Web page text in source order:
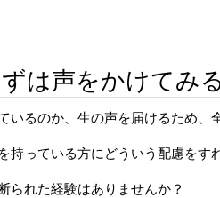
は声をかけてみ
いるのか、生の声を届けるため、
持っている方にどういう配慮をす
られた経験はありませんか？